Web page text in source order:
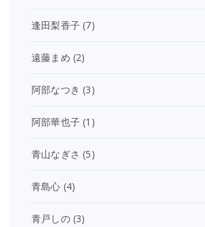
逢田梨香子 (7)
遠藤まめ (2)
阿部なつき (3)
阿部華也子 (1)
青山なぎさ (5)
青島心 (4)
青戸しの(3)